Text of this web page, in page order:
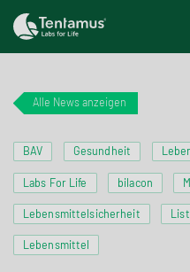
Alle News anzeigen
BAV Gesundheit
Labs For Life bilacon
Lebensmittelsicherheit
Lebensmittel